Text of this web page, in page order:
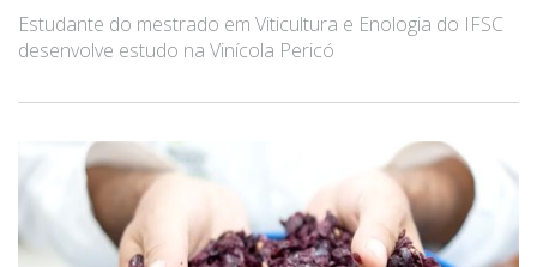
Estudante do mestrado em Viticultura e Enologia do IFSC
desenvolve estudo na Vinícola Pericó